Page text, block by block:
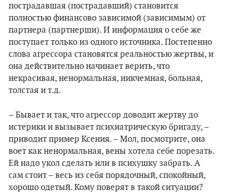
пострадавшая (пострадавший) становится
полностью финансово зависимой (зависимым) от
партнера (партнерши). И информация о себе же
поступает только из одного источника. Постепенно
слова агрессора становятся реальностью жертвы, и
она действительно начинает верить, что
некрасивая, ненормальная, никчемная, больная,
толстая и т.д.
– Бывает и так, что агрессор доводит жертву до
истерики и вызывает психиатрическую бригаду, –
приводит пример Ксения. – Мол, посмотрите, она
воет как ненормальная, вены хотела себе порезать.
Ей надо укол сделать или в психушку забрать. А
сам стоит – весь из себя порядочный, спокойный,
хорошо одетый. Кому поверят в такой ситуации?